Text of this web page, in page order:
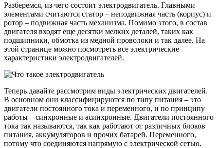
Разберемся, из чего состоит электродвигатель. Главными
элементами считаются статор – неподвижная часть (корпус) и
ротор – подвижная часть механизма. Помимо этого, в состав
двигателя входят еще десятки мелких деталей, таких как
подшипники, обмотка из медной проволоки и так далее. На
этой странице можно посмотреть все электрические
характеристики электродвигателей.
Теперь давайте рассмотрим виды электрических двигателей.
В основном они классифицируются по типу питания – это
двигатели постоянного тока и переменного, и по принципу
работы – синхронные и асинхронные. Двигатели постоянного
тока так называются, так как работают от различных блоков
питания, аккумуляторов и прочих батарей. Переменного,
потому что соединяются напрямую с электрической сетью.